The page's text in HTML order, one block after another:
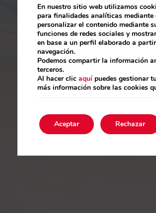
En nuestro sitio web utilizamos
para finalidades analíticas
personalizar el contenido mediante
funciones de redes sociales y
en base a un perfil elaborado a
navegación.
Podemos compartir la información
terceros.
Al hacer clic aquípuedes gestionar
más información sobre las cookies
Aceptar Rechazar